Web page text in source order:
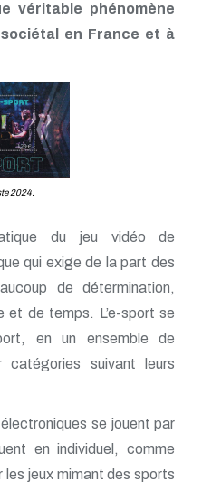
véritable phénomène
en France et à
2024.
du jeu vidéo de
qui exige de la part des
de détermination,
et de temps. L’e-sport se
en un ensemble de
catégories suivant leurs
se jouent par
en individuel, comme
les jeux mimant des sports